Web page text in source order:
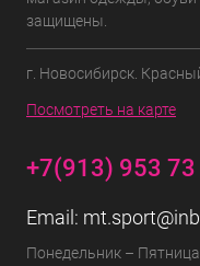
защищены.
г. Новосибирск.
Посмотреть на карте
+7(913) 953 73
Email:
Понедельник –